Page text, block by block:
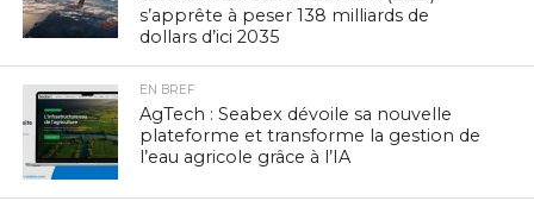
s’apprête à peser 138 milliards de
dollars d’ici 2035
EN BREF
AgTech : Seabex dévoile sa nouvelle
plateforme et transforme la gestion de
l’eau agricole grâce à l’IA